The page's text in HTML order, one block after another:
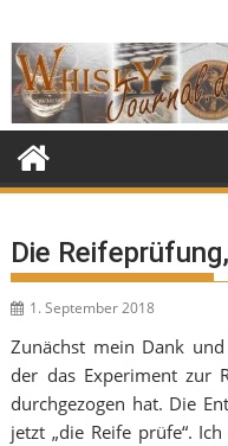
to
content
Die
1. September 2018
Zunächst mein Dank
der das Experiment zur
durchgezogen hat. Die
jetzt „die Reife prüfe“.